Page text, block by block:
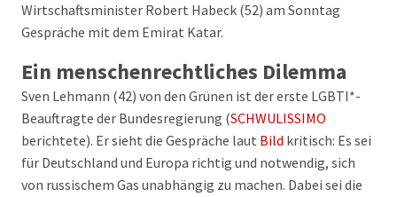
Wirtschaftsminister Robert Habeck (52) am Sonntag
Gespräche mit dem Emirat Katar.
Ein menschenrechtliches Dilemma
Sven Lehmann (42) von den Grünen ist der erste LGBTI*-
Beauftragte der Bundesregierung (SCHWULISSIMO
berichtete). Er sieht die Gespräche laut Bild kritisch: Es sei
für Deutschland und Europa richtig und notwendig, sich
von russischem Gas unabhängig zu machen. Dabei sei die